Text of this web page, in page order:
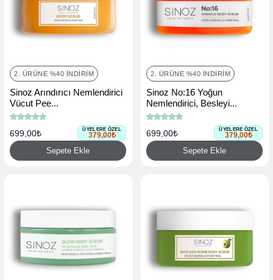
2. ÜRÜNE %40 İNDIRIM
Sinoz Arındırıcı Nemlendirici
Vücut Pee...
699,00₺ ÜYELERE ÖZEL
379,00₺
Sepete Ekle
2. ÜRÜNE %40 İNDIRIM
Sinoz No:16 Yoğun
Nemlendirici, Besleyi...
699,00₺ ÜYELERE ÖZEL
379,00₺
Sepete Ekle